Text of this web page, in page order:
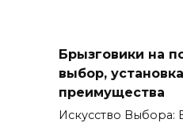
Брызговики на
выбор,
преимущества
Искусство Выбора: